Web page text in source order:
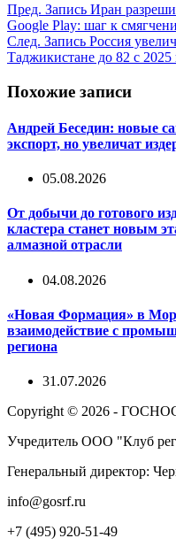
Пред. Запись Иран
Google Play: шаг к
След. Запись Россия
Таджикистане до 82 с 2025
Похожие записи
Андрей Беседин: новые
экспорт, но увеличат
05.08.2026
От добычи до готового
кластера станет новым
алмазной отрасли
04.08.2026
«Новая Формация» в
взаимодействие с
региона
31.07.2026
Copyright © 2026 -
Учредитель ООО "Клуб
Генеральный директор:
info@gosrf.ru
+7 (495) 920-51-49